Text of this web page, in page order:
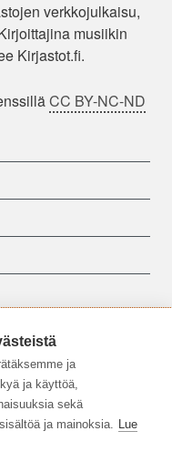
verkkojulkaisu,
musiikin
Kirjastot.fi.
CC BY-NC-ND
ja
ja käyttöä,
sekä
ja mainoksia. Lue